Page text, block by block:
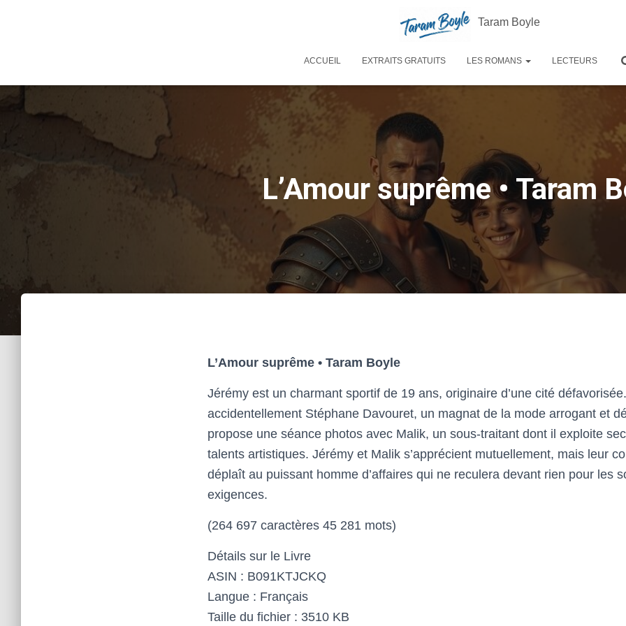
Taram Boyle
ACCUEIL EXTRAITS GRATUITS LES ROMANS LECTEURS
L’Amour suprême • Taram
L’Amour suprême • Taram Boyle
Jérémy est un charmant sportif de 19 ans, originaire d’une cité
accidentellement Stéphane Davouret, un magnat de la mode arrogant et
propose une séance photos avec Malik, un sous-traitant dont il exploite
talents artistiques. Jérémy et Malik s’apprécient mutuellement, mais leur
déplaît au puissant homme d’affaires qui ne reculera devant rien pour les
exigences.
(264 697 caractères 45 281 mots)
Détails sur le Livre
ASIN : B091KTJCKQ
Langue : Français
Taille du fichier : 3510 KB